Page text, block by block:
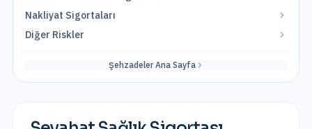
Nakliyat Sigortaları
Diğer Riskler
ŞehzadelerAna Sayfa